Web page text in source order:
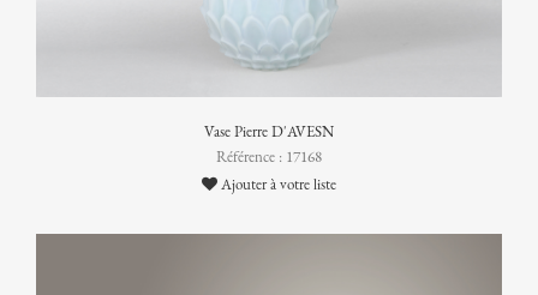
Vase Pierre D'AVESN
Référence : 17168
Ajouter à votre liste